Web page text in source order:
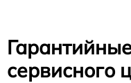
сервисного